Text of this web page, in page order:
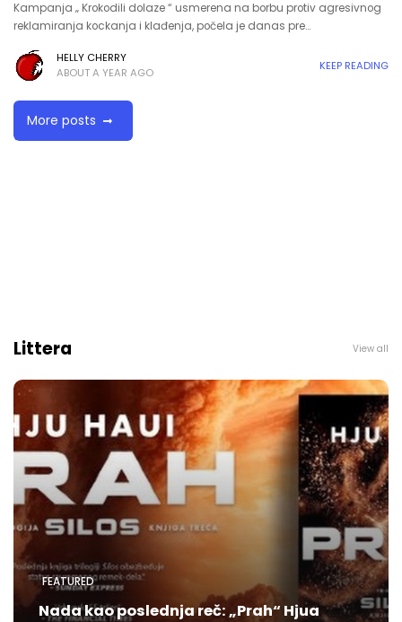
Kampanja „ Krokodili dolaze “ usmerena na borbu protiv agresivnog
reklamiranja kockanja i klađenja, počela je danas pre…
HELLY CHERRY
ABOUT A YEAR AGO
KEEP READING
More posts
Littera View all
FEATURED
Nada kao poslednja reč: „Prah“ Hjua